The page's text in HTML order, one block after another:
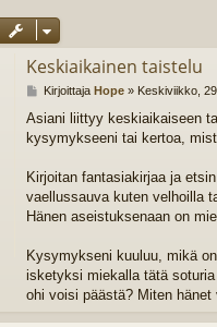
Keskiaikainen taistelu
V
e
s
Kirjoittaja Hope» Keskiviikko,
Asiani liittyy keskiaikaiseen
kysymykseeni tai kertoa,
Kirjoitan fantasiakirjaa ja
vaellussauva kuten velhoilla
Hänen aseistuksenaan on
Kysymykseni kuuluu, mikä
isketyksi miekalla tätä
ohi voisi päästä? Miten hänet